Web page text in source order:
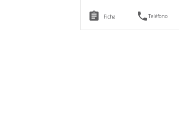
 Ficha Teléfono